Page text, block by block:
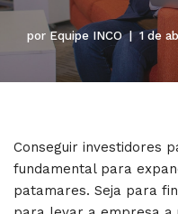
por Equipe INCO 1 de
Conseguir investidores
fundamental para
patamares. Seja para